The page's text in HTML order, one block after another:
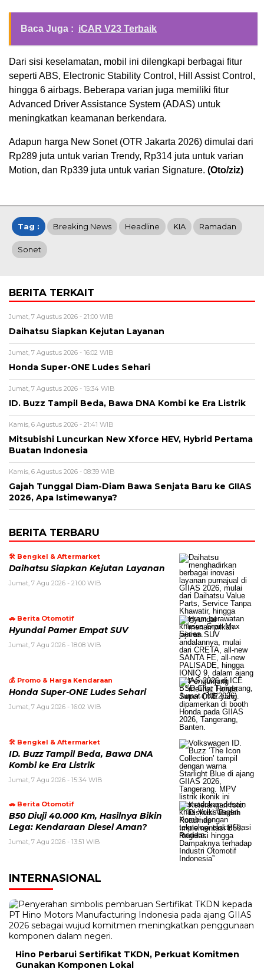
Baca Juga : iCAR V23 Terbaik
Dari sisi keselamatan, mobil ini dilengkapi berbagai fitur
seperti ABS, Electronic Stability Control, Hill Assist Control,
hingga 6 airbags. Beberapa varian juga memiliki fitur
Advanced Driver Assistance System (ADAS) untuk
meningkatkan keamanan berkendara.
Adapun harga New Sonet (OTR Jakarta 2026) dimulai dari
Rp289 juta untuk varian Trendy, Rp314 juta untuk varian
Motion, dan Rp339 juta untuk varian Signature. (Oto/ziz)
Tag : Breaking News Headline KIA Ramadan
Sonet
BERITA TERKAIT
Jumat, 7 Agustus 2026 - 21:00 WIB
Daihatsu Siapkan Kejutan Layanan
Jumat, 7 Agustus 2026 - 16:02 WIB
Honda Super-ONE Ludes Sehari
Jumat, 7 Agustus 2026 - 15:34 WIB
ID. Buzz Tampil Beda, Bawa DNA Kombi ke Era Listrik
Kamis, 6 Agustus 2026 - 21:41 WIB
Mitsubishi Luncurkan New Xforce HEV, Hybrid Pertama
Buatan Indonesia
Kamis, 6 Agustus 2026 - 08:39 WIB
Gajah Tunggal Diam-Diam Bawa Senjata Baru ke GIIAS
2026, Apa Istimewanya?
BERITA TERBARU
🛠️ Bengkel & Aftermarket
Daihatsu Siapkan Kejutan Layanan
Jumat, 7 Agu 2026 - 21:00 WIB
🚗 Berita Otomotif
Hyundai Pamer Empat SUV
Jumat, 7 Agu 2026 - 18:08 WIB
💰 Promo & Harga Kendaraan
Honda Super-ONE Ludes Sehari
Jumat, 7 Agu 2026 - 16:02 WIB
🛠️ Bengkel & Aftermarket
ID. Buzz Tampil Beda, Bawa DNA
Kombi ke Era Listrik
Jumat, 7 Agu 2026 - 15:34 WIB
🚗 Berita Otomotif
B50 Diuji 40.000 Km, Hasilnya Bikin
Lega: Kendaraan Diesel Aman?
Jumat, 7 Agu 2026 - 13:51 WIB
INTERNASIONAL
Hino Perbarui Sertifikat TKDN, Perkuat Komitmen
Gunakan Komponen Lokal